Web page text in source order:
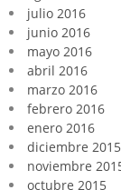
julio 2016
junio 2016
mayo 2016
abril 2016
marzo 2016
febrero 2016
enero 2016
diciembre 2015
noviembre
octubre 2015